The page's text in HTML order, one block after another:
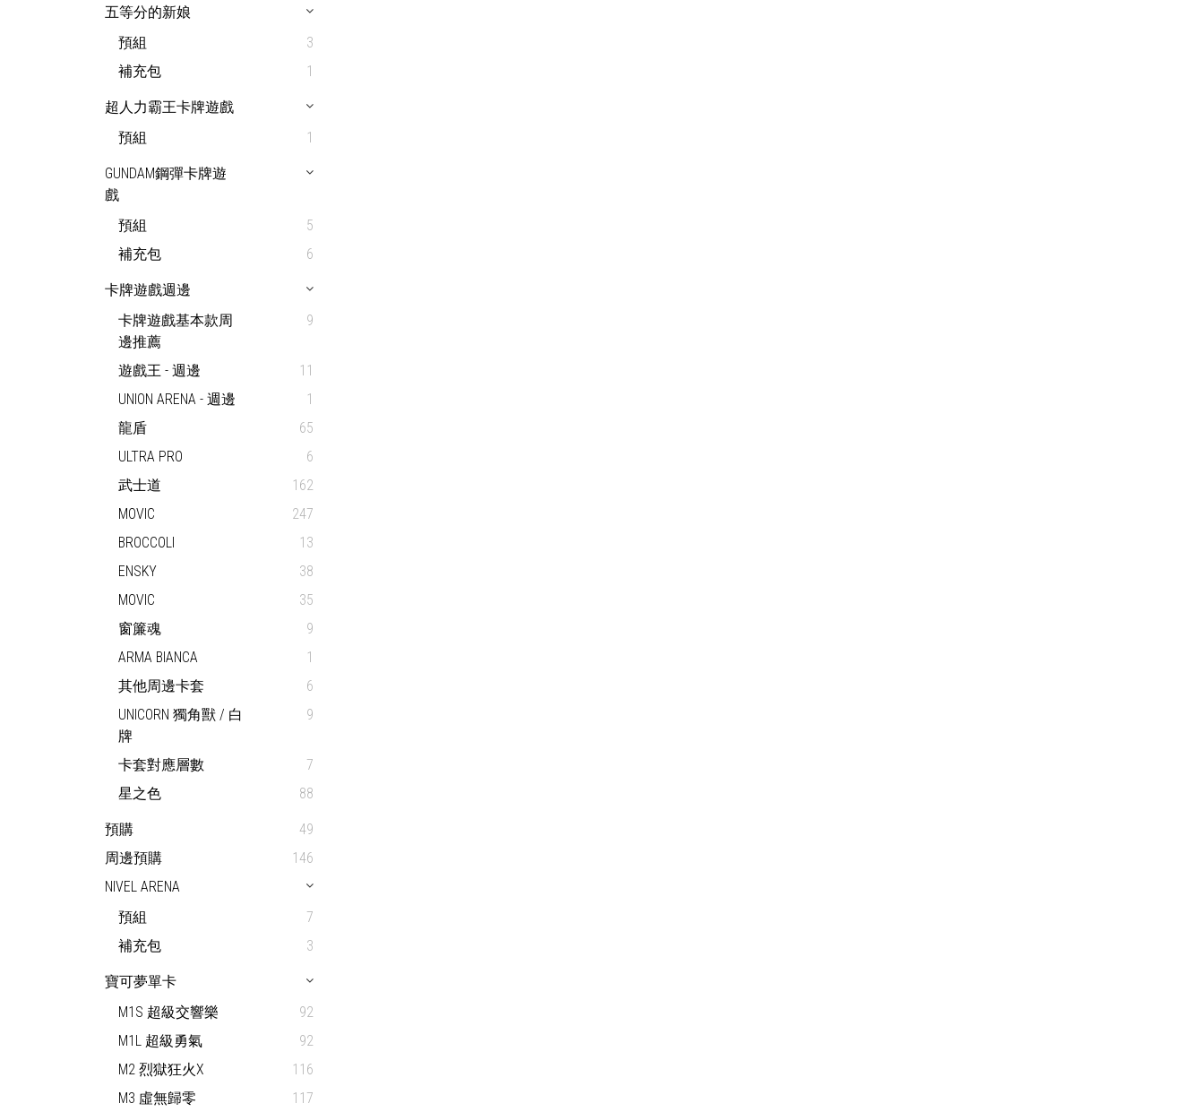
五等分的新娘
預組
3
補充包
1
超人力霸王卡牌遊戲
預組
1
GUNDAM鋼彈卡牌遊
戲
預組
5
補充包
6
卡牌遊戲週邊
卡牌遊戲基本款周
邊推薦
9
遊戲王 - 週邊
11
UNION ARENA - 週邊
1
龍盾
65
ULTRA PRO
6
武士道
162
MOVIC
247
BROCCOLI
13
ENSKY
38
MOVIC
35
窗簾魂
9
ARMA BIANCA
1
其他周邊卡套
6
UNICORN 獨角獸 / 白
牌
9
卡套對應層數
7
星之色
88
預購
49
周邊預購
146
NIVEL ARENA
預組
7
補充包
3
寶可夢單卡
M1S 超級交響樂
92
M1L 超級勇氣
92
M2 烈獄狂火X
116
M3 虛無歸零
117